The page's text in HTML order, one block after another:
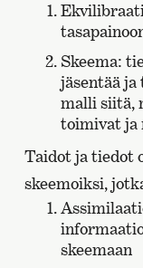
Skeema:
jäsentää ja
malli siitä,
toimivat ja
Taidot ja tiedot
skeemoiksi,
skeemaan